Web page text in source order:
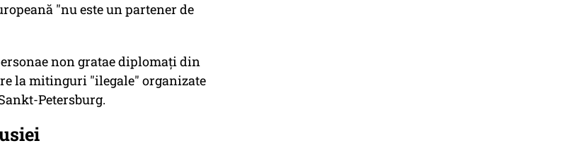
"nu este un partener de
non gratae diplomaţi din
la mitinguri "ilegale" organizate
Petersburg.